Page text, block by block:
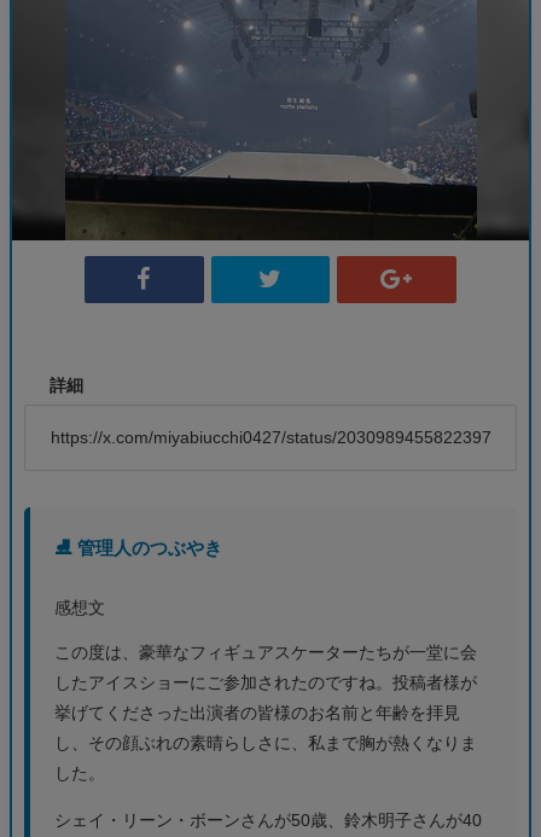
詳細
https://x.com/miyabiucchi0427/status/2030989455822397451
⛸️ 管理人のつぶやき
感想文
この度は、豪華なフィギュアスケーターたちが一堂に会
したアイスショーにご参加されたのですね。投稿者様が
挙げてくださった出演者の皆様のお名前と年齢を拝見
し、その顔ぶれの素晴らしさに、私まで胸が熱くなりま
した。
シェイ・リーン・ボーンさんが50歳、鈴木明子さんが40